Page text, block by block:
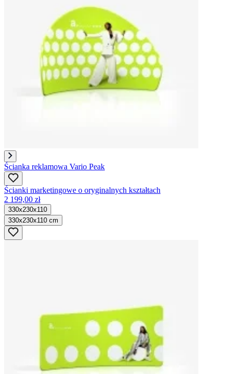
Ścianka reklamowa Vario Peak
Ścianki marketingowe o oryginalnych kształtach
2 199,00 zł
330x230x110
330x230x110 cm